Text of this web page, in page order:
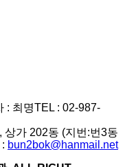
: 최명TEL : 02-987-
상가 202동 (지번:번3동
bun2bok@hanmail.net